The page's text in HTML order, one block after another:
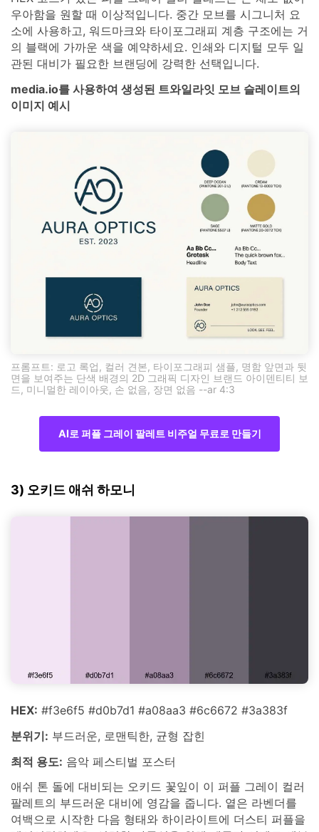
우아함을 원할 때 이상적입니다. 중간 모브를 시그니처 요
소에 사용하고, 워드마크와 타이포그래피 계층 구조에는 거
의 블랙에 가까운 색을 예약하세요. 인쇄와 디지털 모두 일
관된 대비가 필요한 브랜딩에 강력한 선택입니다.
media.io를 사용하여 생성된 트와일라잇 모브 슬레이트의
이미지 예시
프롬프트: 로고 록업, 컬러 견본, 타이포그래피 샘플, 명함 앞면과 뒷
면을 보여주는 단색 배경의 2D 그래픽 디자인 브랜드 아이덴티티 보
드, 미니멀한 레이아웃, 손 없음, 장면 없음 --ar 4:3
AI로 퍼플 그레이 팔레트 비주얼 무료로 만들기
3) 오키드 애쉬 하모니
HEX: #f3e6f5 #d0b7d1 #a08aa3 #6c6672 #3a383f
분위기: 부드러운, 로맨틱한, 균형 잡힌
최적 용도: 음악 페스티벌 포스터
애쉬 톤 돌에 대비되는 오키드 꽃잎이 이 퍼플 그레이 컬러
팔레트의 부드러운 대비에 영감을 줍니다. 옅은 라벤더를
여백으로 시작한 다음 형태와 하이라이트에 더스티 퍼플을